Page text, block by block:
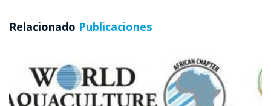
Relacionado Publicaciones